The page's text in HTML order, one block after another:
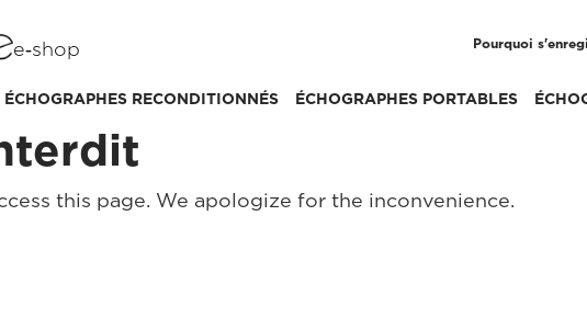
e‑shop Pourquoi
ÉCHOGRAPHES RECONDITIONNÉS ÉCHOGRAPHES PORTABLES
this page. We apologize for the inconvenience.